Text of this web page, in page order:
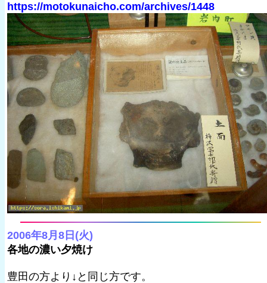
https://motokunaicho.com/archives/1448
2006年8月8日(火)
各地の濃い夕焼け
豊田の方より↓と同じ方です。